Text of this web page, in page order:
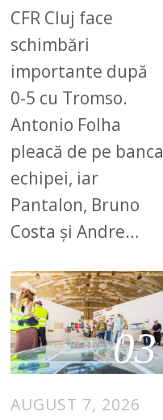
CFR Cluj face
schimbări
importante după
0-5 cu Tromso.
Antonio Folha
pleacă de pe banca
echipei, iar
Pantalon, Bruno
Costa și Andre…
03
AUGUST 7, 2026